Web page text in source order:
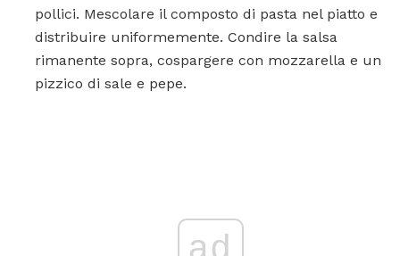
pollici. Mescolare il composto di pasta nel piatto e
distribuire uniformemente. Condire la salsa
rimanente sopra, cospargere con mozzarella e un
pizzico di sale e pepe.
ad